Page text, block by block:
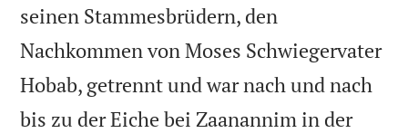
seinen Stammesbrüdern, den
Nachkommen von Moses Schwiegervater
Hobab, getrennt und war nach und nach
bis zu der Eiche bei Zaanannim in der